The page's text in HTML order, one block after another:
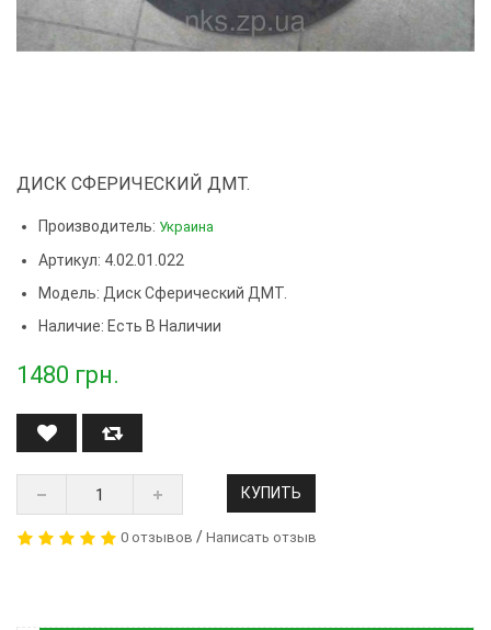
ДИСК СФЕРИЧЕСКИЙ ДМТ.
Производитель: Украина
Артикул: 4.02.01.022
Модель: Диск Сферический ДМТ.
Наличие: Есть В Наличии
1480 грн.
КУПИТЬ
0 отзывов / Написать отзыв